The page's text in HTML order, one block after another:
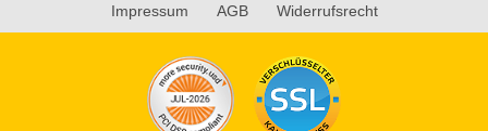
Impressum AGB Widerrufsrecht